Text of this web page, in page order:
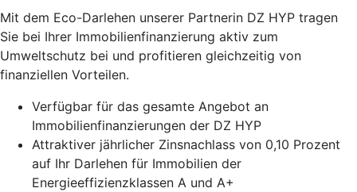
Mit dem Eco-Darlehen unserer Partnerin DZ HYP tragen
Sie bei Ihrer Immobilienfinanzierung aktiv zum
Umweltschutz bei und profitieren gleichzeitig von
finanziellen Vorteilen.
Verfügbar für das gesamte Angebot an
Immobilienfinanzierungen der DZ HYP
Attraktiver jährlicher Zinsnachlass von 0,10 Prozent
auf Ihr Darlehen für Immobilien der
Energieeffizienzklassen A und A+